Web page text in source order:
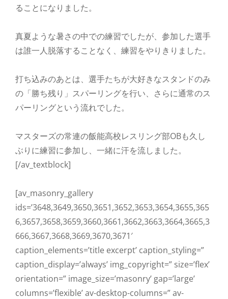
ることになりました。
真夏ような暑さの中での練習でしたが、参加した選手
は誰一人脱落することなく、練習をやりきりました。
打ち込みのあとは、選手たちが大好きなスタンドのみ
の「勝ち残り」スパーリングを行い、さらに通常のス
パーリングという流れでした。
マスターズの常連の飯能高校レスリング部OBも久し
ぶりに練習に参加し、一緒に汗を流しました。
[/av_textblock]
[av_masonry_gallery
ids=’3648,3649,3650,3651,3652,3653,3654,3655,365
6,3657,3658,3659,3660,3661,3662,3663,3664,3665,3
666,3667,3668,3669,3670,3671′
caption_elements=’title excerpt’ caption_styling=”
caption_display=’always’ img_copyright=” size=’flex’
orientation=” image_size=’masonry’ gap=’large’
columns=’flexible’ av-desktop-columns=” av-